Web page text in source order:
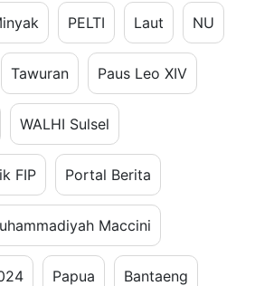
PELTI Laut NU
Tawuran Paus Leo XIV
WALHI Sulsel
FIP Portal Berita
Maccini
Papua Bantaeng